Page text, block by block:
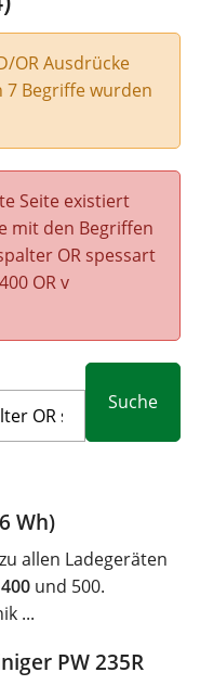
OR Ausdrücke
Begriffe wurden
Seite existiert
mit den Begriffen
OR spessart
OR v
Wh)
allen Ladegeräten
400 und 500.
...
PW 235R